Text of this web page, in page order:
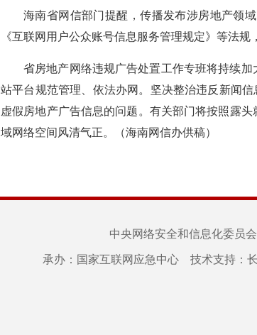
海南省网信部门提醒，传播发布涉房地产领
《互联网用户公众账号信息服务管理规定》等法
省房地产网络违规广告处置工作专班将持续
站平台规范管理、依法办网。坚决整治违反新闻
虚假房地产广告信息的问题。有关部门将按照露
域网络空间风清气正。（海南网信办供稿）
中央网络安全和信息化委员
承办：国家互联网应急中心 技术支持：